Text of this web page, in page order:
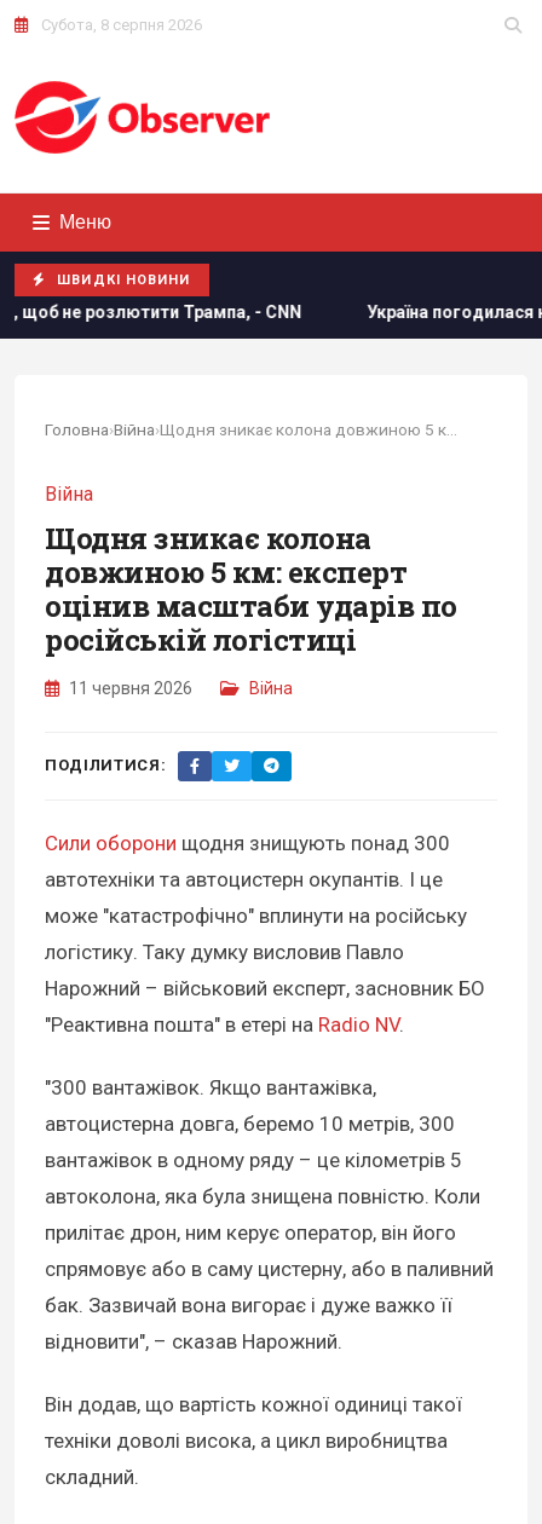
Субота, 8 серпня 2026
Меню
ШВИДКІ НОВИНИ
Трампа, - CNN Україна погодилася не атакувати
Головна›Війна›
Війна
Щодня зникає колона
довжиною 5 км: експерт
оцінив масштаби ударів по
російській логістиці
11 червня 2026 Війна
ПОДІЛИТИСЯ:
Сили оборони щодня знищують понад 300
автотехніки та автоцистерн окупантів. І це
може "катастрофічно" вплинути на російську
логістику. Таку думку висловив Павло
Нарожний – військовий експерт, засновник БО
"Реактивна пошта" в етері на Radio NV.
"300 вантажівок. Якщо вантажівка,
автоцистерна довга, беремо 10 метрів, 300
вантажівок в одному ряду – це кілометрів 5
автоколона, яка була знищена повністю. Коли
прилітає дрон, ним керує оператор, він його
спрямовує або в саму цистерну, або в паливний
бак. Зазвичай вона вигорає і дуже важко її
відновити", – сказав Нарожний.
Він додав, що вартість кожної одиниці такої
техніки доволі висока, а цикл виробництва
складний.